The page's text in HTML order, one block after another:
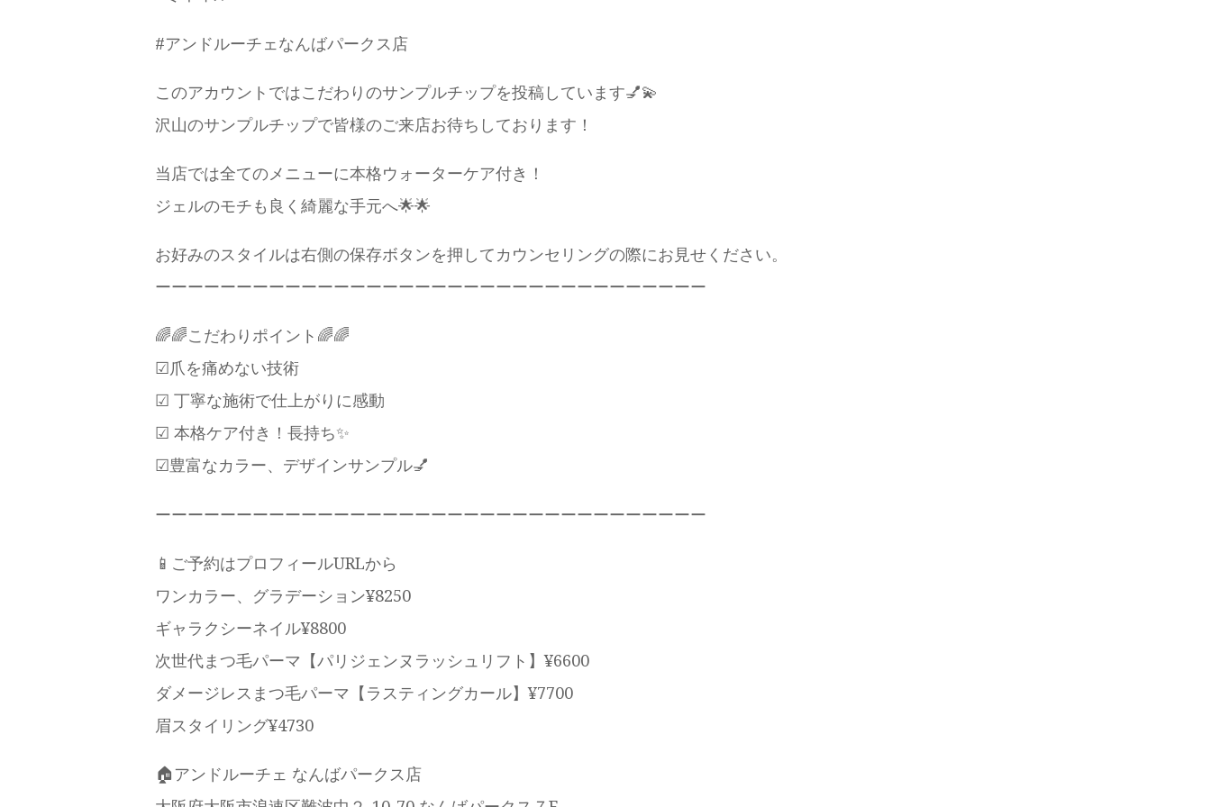
#アンドルーチェなんばパークス店
このアカウントではこだわりのサンプルチップを投稿しています💅💫
沢山のサンプルチップで皆様のご来店お待ちしております！
当店では全てのメニューに本格ウォーターケア付き！
ジェルのモチも良く綺麗な手元へ🌟🌟
お好みのスタイルは右側の保存ボタンを押してカウンセリングの際にお見せください。
ーーーーーーーーーーーーーーーーーーーーーーーーーーーーーーーーーー
🌈🌈こだわりポイント🌈🌈
☑︎爪を痛めない技術
☑︎ 丁寧な施術で仕上がりに感動
☑︎ 本格ケア付き！長持ち✨
☑︎豊富なカラー、デザインサンプル💅
ーーーーーーーーーーーーーーーーーーーーーーーーーーーーーーーーーー
📱ご予約はプロフィールURLから
ワンカラー、グラデーション¥8250
ギャラクシーネイル¥8800
次世代まつ毛パーマ【パリジェンヌラッシュリフト】¥6600
ダメージレスまつ毛パーマ【ラスティングカール】¥7700
眉スタイリング¥4730
🏠アンドルーチェ なんばパークス店